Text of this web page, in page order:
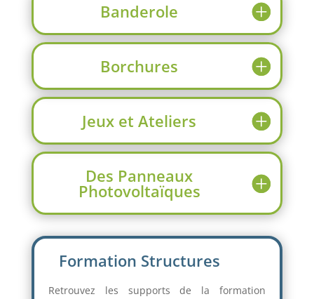
Banderole
Borchures
Jeux et Ateliers
Des Panneaux
Photovoltaïques
Formation Structures
Retrouvez les supports de la formation